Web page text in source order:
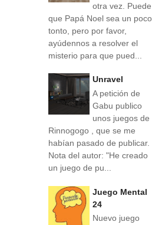
otra vez. Puede
que Papá Noel sea un poco
tonto, pero por favor,
ayúdennos a resolver el
misterio para que pued...
Unravel
A petición de
Gabu publico
unos juegos de
Rinnogogo , que se me
habían pasado de publicar.
Nota del autor: "He creado
un juego de pu...
Juego Mental
24
Nuevo juego